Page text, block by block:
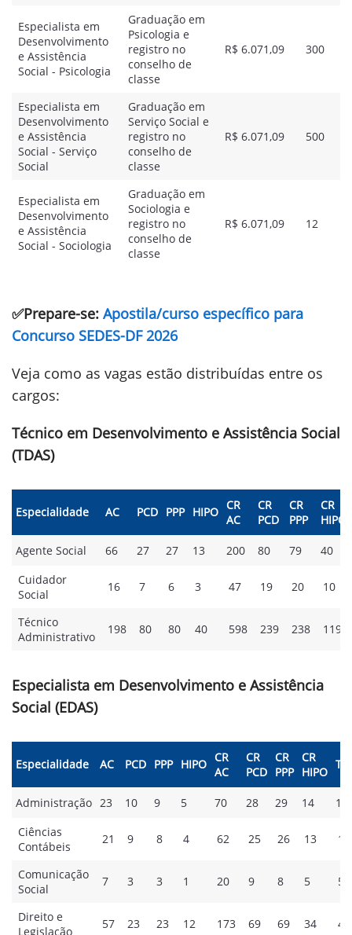
Especialista em
Desenvolvimento
e Assistência
Social - Psicologia
Graduação em
Psicologia e
registro no
conselho de
classe
R$ 6.071,09 300
Especialista em
Desenvolvimento
e Assistência
Social - Serviço
Social
Graduação em
Serviço Social e
registro no
conselho de
classe
R$ 6.071,09 500
Especialista em
Desenvolvimento
e Assistência
Social - Sociologia
Graduação em
Sociologia e
registro no
conselho de
classe
R$ 6.071,09 12
✅Prepare-se: Apostila/curso específico para
Concurso SEDES-DF 2026
Veja como as vagas estão distribuídas entre os
cargos:
Técnico em Desenvolvimento e Assistência Social
(TDAS)
Especialidade AC PCD PPP HIPO CR
AC
CR
PCD
CR
PPP
CR
HIPO
Agente Social 66 27 27 13 200 80 79
40
Cuidador
Social
16 7 6 3 47 19 20 10
Técnico
Administrativo
198 80 80 40 598 239 238 119
Especialista em Desenvolvimento e Assistência
Social (EDAS)
Especialidade AC PCD PPP HIPO CR
AC
CR
PCD
CR
PPP
CR
HIPO
Administração 23 10 9 5 70 28 29 14
Ciências
Contábeis
21 9 8 4 62 25 26 13
Comunicação
Social
7 3 3 1 20 9 8 5 56
Direito e
Legislação
57 23 23 12 173 69 69 34